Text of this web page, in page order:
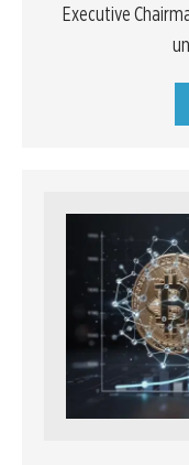
Executive